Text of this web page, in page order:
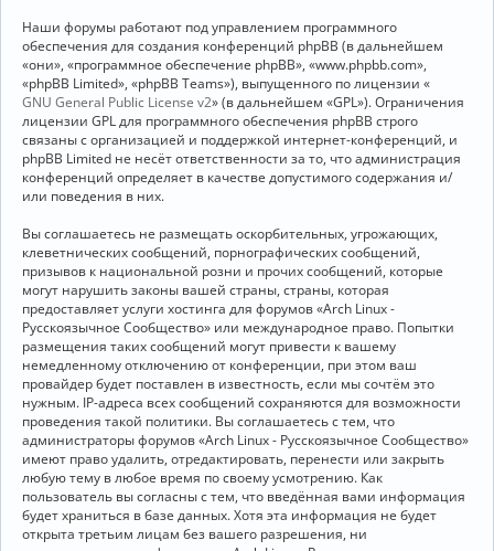
Наши форумы работают под управлением программного
обеспечения для создания конференций phpBB (в дальнейшем
«они», «программное обеспечение phpBB», «www.phpbb.com»,
«phpBB Limited», «phpBB Teams»), выпущенного по лицензии «
GNU General Public License v2» (в дальнейшем «GPL»). Ограничения
лицензии GPL для программного обеспечения phpBB строго
связаны с организацией и поддержкой интернет-конференций, и
phpBB Limited не несёт ответственности за то, что администрация
конференций определяет в качестве допустимого содержания и/
или поведения в них.
Вы соглашаетесь не размещать оскорбительных, угрожающих,
клеветнических сообщений, порнографических сообщений,
призывов к национальной розни и прочих сообщений, которые
могут нарушить законы вашей страны, страны, которая
предоставляет услуги хостинга для форумов «Arch Linux -
Русскоязычное Сообщество» или международное право. Попытки
размещения таких сообщений могут привести к вашему
немедленному отключению от конференции, при этом ваш
провайдер будет поставлен в известность, если мы сочтём это
нужным. IP-адреса всех сообщений сохраняются для возможности
проведения такой политики. Вы соглашаетесь с тем, что
администраторы форумов «Arch Linux - Русскоязычное Сообщество»
имеют право удалить, отредактировать, перенести или закрыть
любую тему в любое время по своему усмотрению. Как
пользователь вы согласны с тем, что введённая вами информация
будет храниться в базе данных. Хотя эта информация не будет
открыта третьим лицам без вашего разрешения, ни